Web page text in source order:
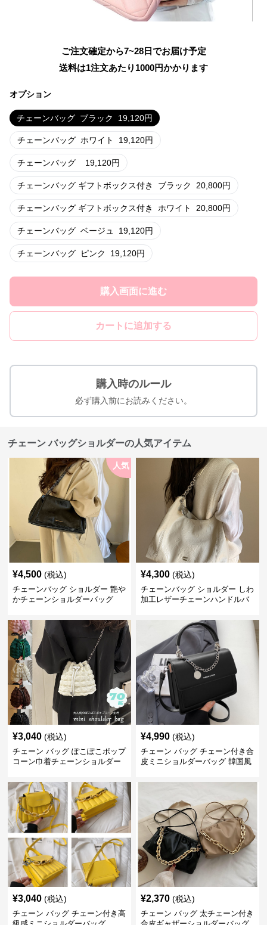
ご注文確定から7~28日でお届け予定
送料は1注文あたり 1000円かかります
オプション
チェーンバッグ ブラック 19,120円
チェーンバッグ ホワイト 19,120円
チェーンバッグ 19,120円
チェーンバッグ ギフトボックス付き ブラック 20,800円
チェーンバッグ ギフトボックス付き ホワイト 20,800円
チェーンバッグ ベージュ 19,120円
チェーンバッグ ピンク 19,120円
購入画面に進む
カートに追加する
購入時のルール
必ず購入前にお読みください。
チェーン バッグショルダーの人気アイテム
人気
¥4,500 (税込)
チェーンバッグ ショルダー 艶や
かチェーンショルダーバッグ
¥4,300 (税込)
チェーンバッグ ショルダー しわ
加工レザーチェーンハンドルバ
¥3,040 (税込)
チェーン バッグ ぽこぽこポップ
コーン巾着チェーンショルダー
¥4,990 (税込)
チェーン バッグ チェーン付き合
皮ミニショルダーバッグ 韓国風
¥3,040 (税込)
チェーン バッグ チェーン付き高
¥2,370 (税込)
チェーン バッグ 太チェーン付き